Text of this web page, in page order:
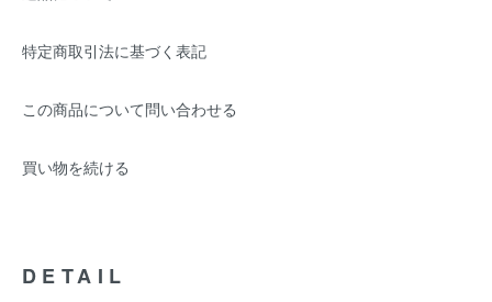
特定商取引法に基づく表記
この商品について問い合わせる
買い物を続ける
DETAIL